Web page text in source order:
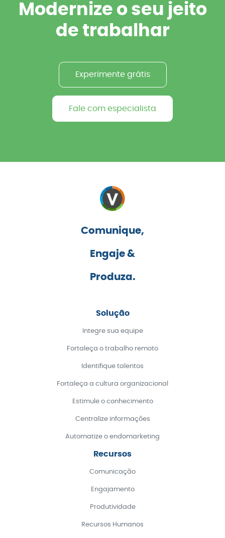
Modernize o seu jeito
de trabalhar
Experimente grátis
Fale com especialista
Comunique,
Engaje &
Produza.
Solução
Integre sua equipe
Fortaleça o trabalho remoto
Identifique talentos
Fortaleça a cultura organizacional
Estimule o conhecimento
Centralize informações
Automatize o endomarketing
Recursos
Comunicação
Engajamento
Produtividade
Recursos Humanos